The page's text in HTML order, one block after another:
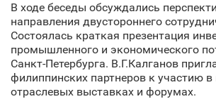
В ходе беседы обсуждались
направления двустороннего
Состоялась краткая презентация
промышленного и экономического
Санкт‑Петербурга. В.Г.Калганов
филиппинских партнеров к участию в
отраслевых выставках и форумах.